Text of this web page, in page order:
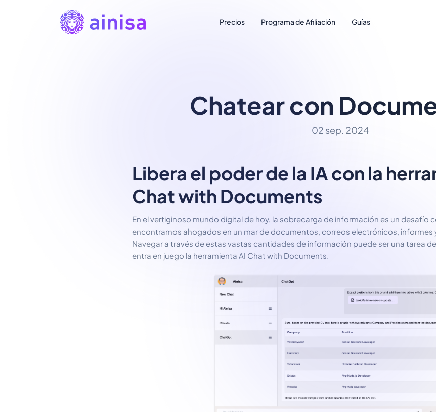
Precios Programa de Afiliación Guías
Chatear con
02 sep. 2024
Libera el poder de la IA con la
Chat with Documents
En el vertiginoso mundo digital de hoy, la sobrecarga de información es un desafío
encontramos ahogados en un mar de documentos, correos electrónicos, informes
Navegar a través de estas vastas cantidades de información puede ser una tarea
entra en juego la herramienta AI Chat with Documents.